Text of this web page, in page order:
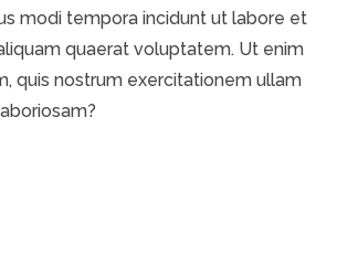
modi tempora incidunt ut labore et
quaerat voluptatem. Ut enim
quis nostrum exercitationem ullam